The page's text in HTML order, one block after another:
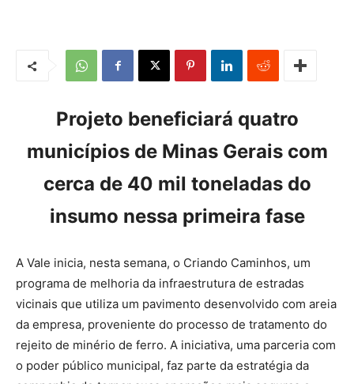
Projeto beneficiará quatro
municípios de Minas Gerais com
cerca de 40 mil toneladas do
insumo nessa primeira fase
A Vale inicia, nesta semana, o Criando Caminhos, um
programa de melhoria da infraestrutura de estradas
vicinais que utiliza um pavimento desenvolvido com areia
da empresa, proveniente do processo de tratamento do
rejeito de minério de ferro. A iniciativa, uma parceria com
o poder público municipal, faz parte da estratégia da